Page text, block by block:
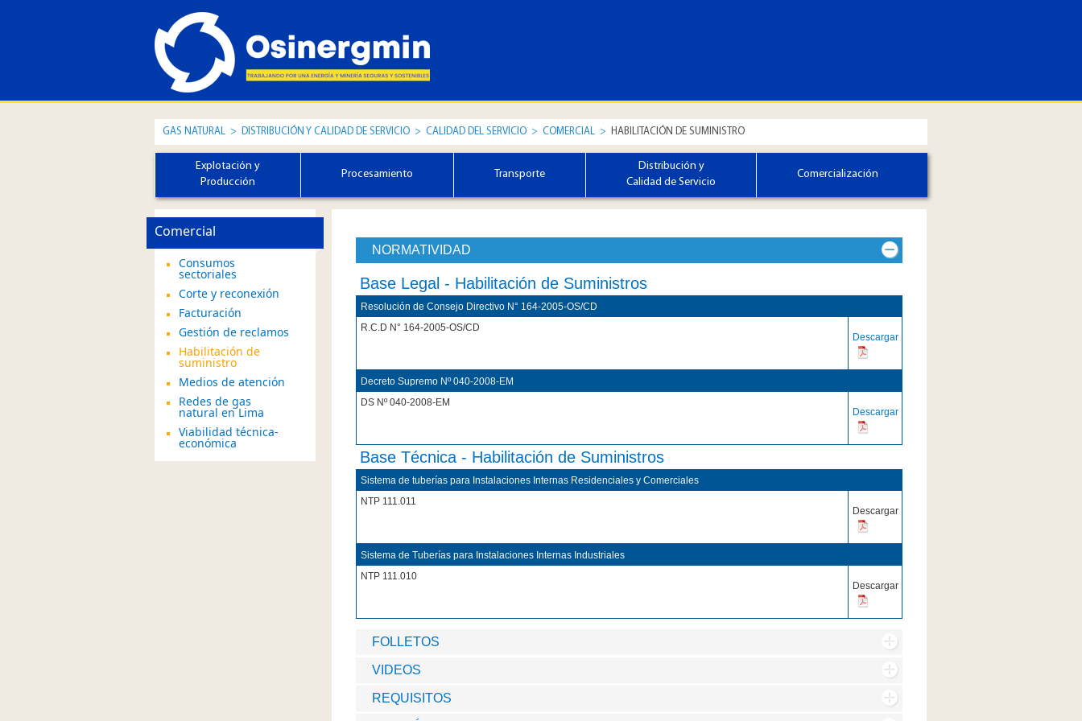
GAS NATURAL > DISTRIBUCIÓN Y CALIDAD DE SERVICIO > CALIDAD DEL SERVICIO > COMERCIAL > HABILITACIÓN DE SUMINISTRO
Explotación y
Producción
Procesamiento Transporte
Distribución y
Calidad de Servicio
Comercialización
Consumos
sectoriales
Corte y reconexión
Facturación
Gestión de reclamos
Habilitación de
suministro
Medios de atención
Redes de gas
natural en Lima
Viabilidad técnica-
económica
Comercial
NORMATIVIDAD
Base Legal - Habilitación de Suministros
Resolución de Consejo Directivo N° 164-2005-OS/CD
​R.C.D N° 164-2005-OS/CD
Descargar
Decreto Supremo Nº 040-2008-EM
DS Nº 040-2008-EM
Descargar
Base Técnica - Habilitación de Suministros
Sistema de tuberías para Instalaciones Internas Residenciales y Comerciales
​NTP 111.011
Descargar
Sistema de Tuberías para Instalaciones Internas Industriales
​NTP 111.010
Descargar
FOLLETOS
VIDEOS
REQUISITOS